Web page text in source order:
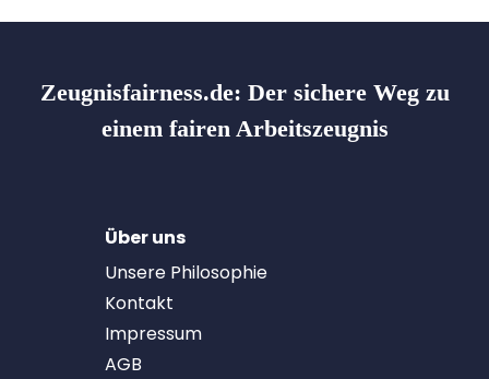
Zeugnisfairness.de: Der sichere Weg zu
einem fairen Arbeitszeugnis
Über uns
Unsere Philosophie
Kontakt
Impressum
AGB